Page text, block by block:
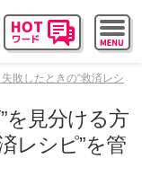
敗したときの“救済レシ
を見分ける方
レシピ”を管